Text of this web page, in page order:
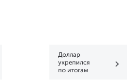
Доллар
укрепился
по итогам